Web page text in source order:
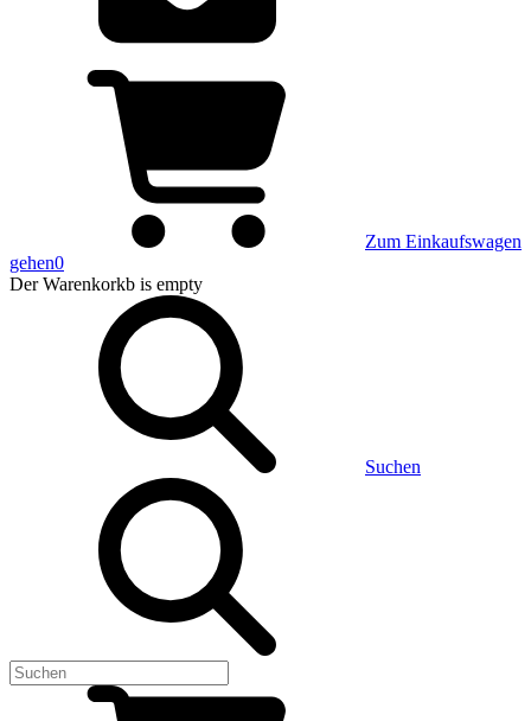
Zum Einkaufswagen
gehen0
Der Warenkorkb is empty
Suchen